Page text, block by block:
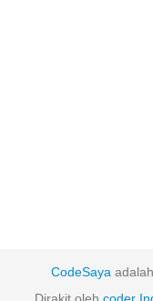
CodeSaya